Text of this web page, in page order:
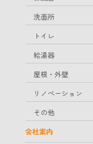
洗面所
トイレ
給湯器
屋根・外壁
リノベーション
その他
会社案内